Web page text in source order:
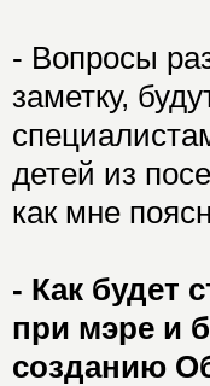
- Вопросы
заметку,
детей из
как мне
- Как будет
при мэре и
созданию